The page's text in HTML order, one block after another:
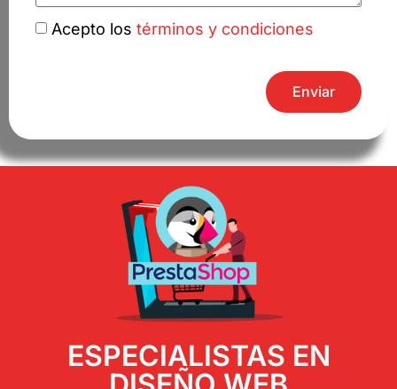
Acepto los términos y condiciones
Enviar
ESPECIALISTAS EN